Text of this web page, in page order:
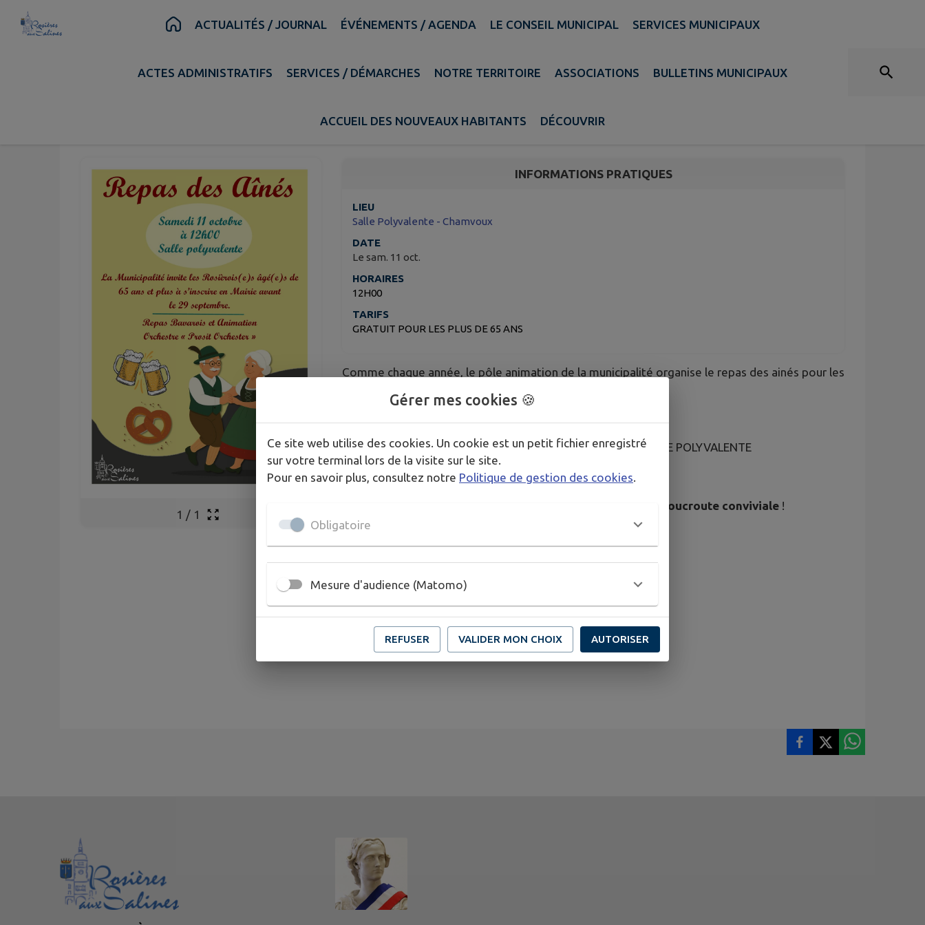
Contenu Recherche Pied de page
ACTUALITÉS / JOURNAL ÉVÉNEMENTS / AGENDA LE CONSEIL MUNICIPAL SERVICES MUNICIPAUX
ACTES ADMINISTRATIFS SERVICES / DÉMARCHES NOTRE TERRITOIRE ASSOCIATIONS BULLETINS MUNICIPAUX
ACCUEIL DES NOUVEAUX HABITANTS DÉCOUVRIR
ÉVÉNEMENTS / AGENDA> REPAS DES AINÉS
1 / 1
INFORMATIONS PRATIQUES
LIEU
Salle Polyvalente - Chamvoux
DATE
Le sam. 11 oct.
HORAIRES
12H00
TARIFS
GRATUIT POUR LES PLUS DE 65 ANS
Comme chaque année, le pôle animation de la municipalité organise le repas des ainés pour les
📅 Rendez-vous le SAMEDI 11 OCTOBRE 2025 À 12H00, SALLE POLYVALENTE
choucroute conviviale !
Inscription en mairie avant le 29 SEPTEMBRE.
Gérer mes cookies 🍪
Ce site web utilise des cookies. Un cookie est un petit fichier enregistré
sur votre terminal lors de la visite sur le site.
Pour en savoir plus, consultez notre Politique de gestion des cookies.
Obligatoire
Mesure d'audience (Matomo)
REFUSER VALIDER MON CHOIX AUTORISER